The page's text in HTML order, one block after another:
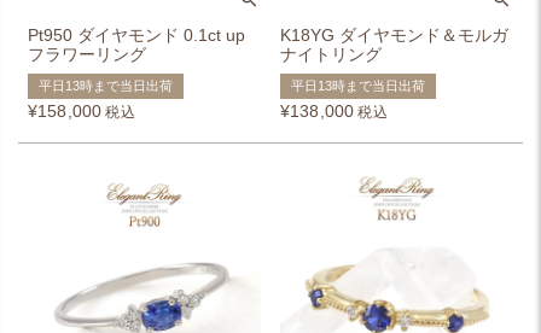
Pt950 ダイヤモンド 0.1ct up
フラワーリング
平日13時まで当日出荷
¥158,000 税込
K18YG ダイヤモンド＆モルガ
ナイトリング
平日13時まで当日出荷
¥138,000 税込